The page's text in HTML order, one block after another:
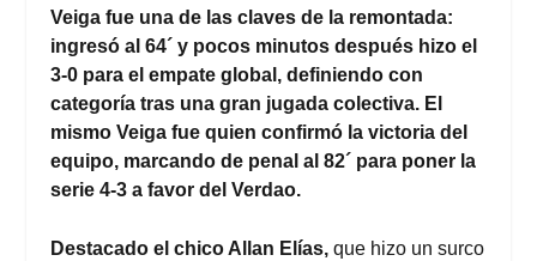
Veiga fue una de las claves de la remontada:
ingresó al 64´ y pocos minutos después hizo el
3-0 para el empate global, definiendo con
categoría tras una gran jugada colectiva. El
mismo Veiga fue quien confirmó la victoria del
equipo, marcando de penal al 82´ para poner la
serie 4-3 a favor del Verdao.
Destacado el chico Allan Elías,que hizo un surco